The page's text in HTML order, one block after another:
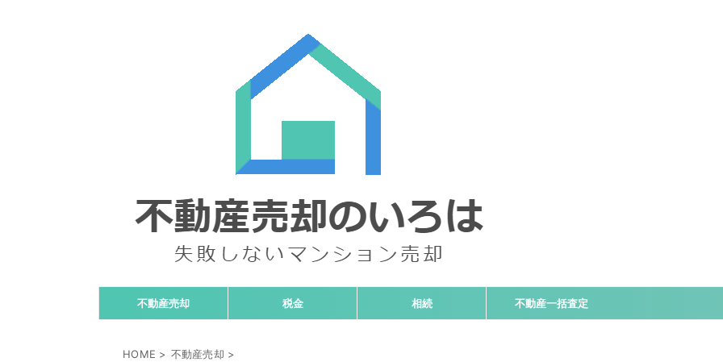
不動産売却 税金 相続 不動産一括査定
HOME > 不動産売却 >